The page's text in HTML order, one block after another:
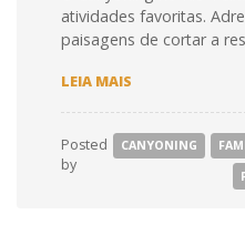
atividades favoritas.
paisagens de cortar a
LEIA MAIS
RIO
TEIXEIRA
Posted
by
CANYONING